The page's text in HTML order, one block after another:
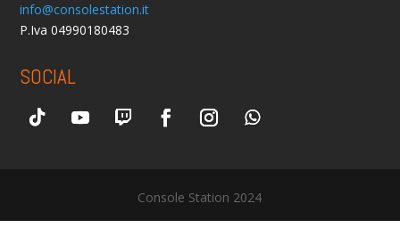
info@consolestation.it
P.Iva 04990180483
SOCIAL
Console Station 2024